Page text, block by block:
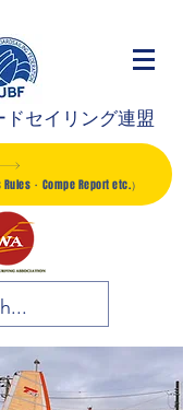
ドセイリング連盟
・Compe Report etc.）